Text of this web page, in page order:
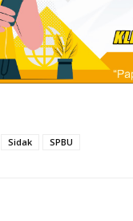
Sidak SPBU